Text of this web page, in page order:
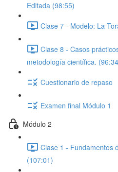
Editada (98:55)
Clase 7 - Modelo: La
Clase 8 - Casos
metodología científica.
Cuestionario de repaso
Examen final Módulo 1
Módulo 2
Clase 1 - Fundamentos
(107:01)